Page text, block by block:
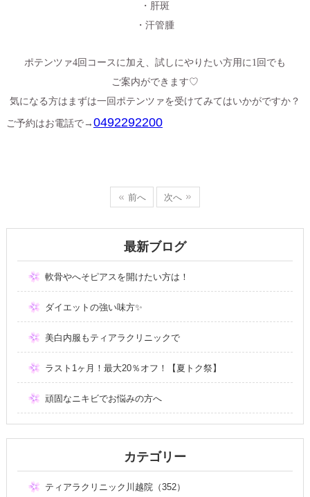
・肝斑
・汗管腫
ポテンツァ4回コースに加え、試しにやりたい方用に1 回でも
ご案内ができます♡
気になる方はまずは一回ポテンツァを受けてみてはいかがですか？
ご予約はお電話で→ 0492292200
前へ 次へ
最新ブログ
軟骨やへそピアスを開けたい方は！
ダイエットの強い味方✨
美白内服もティアラクリニックで
ラスト1ヶ月！最大20％オフ！【夏トク祭】
頑固なニキビでお悩みの方へ
カテゴリー
ティアラクリニック川越院（352）